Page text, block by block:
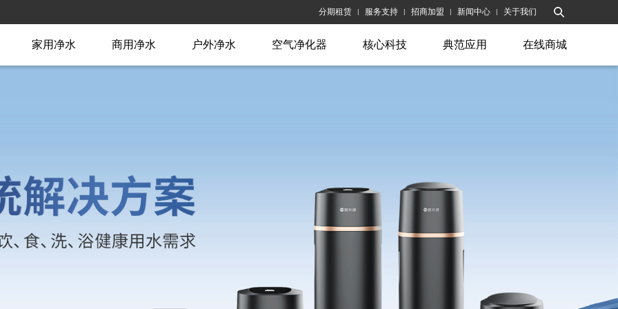
分期租赁 | 服务支持 | 招商加盟 | 新闻中心 | 关于我们
家用净水 商用净水 户外净水 空气净化器 核心科技 典范应用 在线商城